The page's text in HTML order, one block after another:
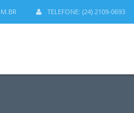
TELEFONE: (24) 2109-0693